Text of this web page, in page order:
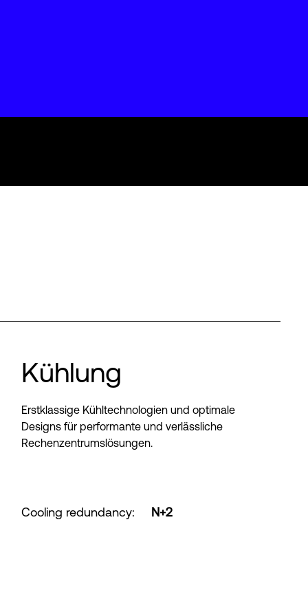
Kühlung
Erstklassige Kühltechnologien und optimale
Designs für performante und verlässliche
Rechenzentrumslösungen.
Cooling redundancy: N+2